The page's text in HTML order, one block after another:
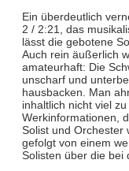
Ein überdeutlich
2 / 2:21, das
lässt die gebotene
Auch rein äußerlich
amateurhaft: Die
unscharf und
hausbacken. Man
inhaltlich nicht viel
Werkinformationen,
Solist und Orchester
gefolgt von einem
Solisten über die bei